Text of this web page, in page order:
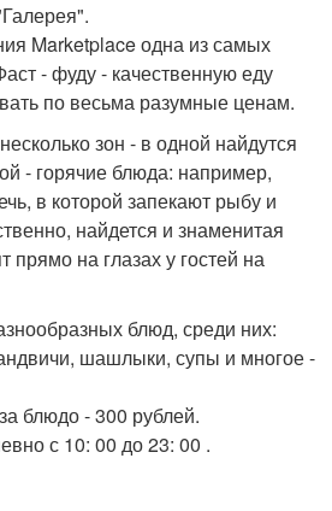
Marketplace одна из самых
- фуду - качественную еду
по весьма разумные ценам.
зон - в одной найдутся
- горячие блюда: например,
в которой запекают рыбу и
найдется и знаменитая
прямо на глазах у гостей на
блюд, среди них:
шашлыки, супы и многое -
блюдо - 300 рублей.
с 10: 00 до 23: 00 .